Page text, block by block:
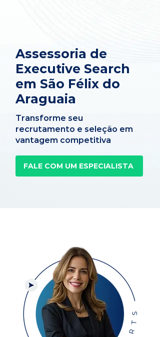
Assessoria de
Executive Search
em São Félix do
Araguaia
Transforme seu
recrutamento e seleção em
vantagem competitiva
FALE COM UM ESPECIALISTA